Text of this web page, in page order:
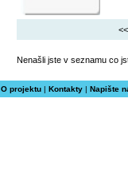
Nenašli jste v seznamu co
O projektu| Kontakty| Napište